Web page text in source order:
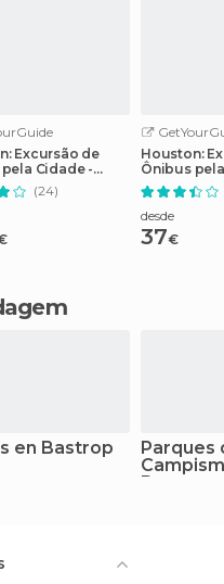
Excursão de
Cidade -
2 Dias
(24)
Houston:
Ônibus
desde
37€
en Bastrop
Parques
Bastrop